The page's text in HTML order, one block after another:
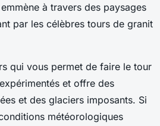
à travers des paysages
par les célèbres tours de granit
qui vous permet de faire le tour
et offre des
et des glaciers imposants. Si
météorologiques